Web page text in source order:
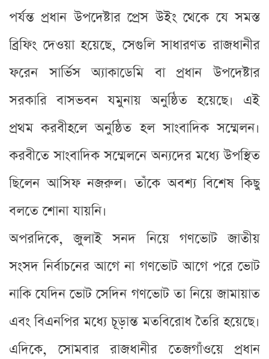
পর্যন্ত প্রধান উপদেষ্টার প্রেস উইং থেকে যে সমস্ত
ব্রিফিং দেওয়া হয়েছে, সেগুলি সাধারণত রাজধানীর
ফরেন সার্ভিস অ্যাকাডেমি বা প্রধান উপদেষ্টার
সরকারি বাসভবন যমুনায় অনুষ্ঠিত হয়েছে। এই
প্রথম করবীহলে অনুষ্ঠিত হল সাংবাদিক সম্মেলন।
করবীতে সাংবাদিক সম্মেলনে অন্যদের মধ্যে উপস্থিত
ছিলেন আসিফ নজরুল। তাঁকে অবশ্য বিশেষ কিছু
বলতে শোনা যায়নি।
অপরদিকে, জুলাই সনদ নিয়ে গণভোট জাতীয়
সংসদ নির্বাচনের আগে না গণভোট আগে পরে ভোট
নাকি যেদিন ভোট সেদিন গণভোট তা নিয়ে জামায়াত
এবং বিএনপির মধ্যে চূড়ান্ত মতবিরোধ তৈরি হয়েছে।
এদিকে, সোমবার রাজধানীর তেজগাঁওয়ে প্রধান